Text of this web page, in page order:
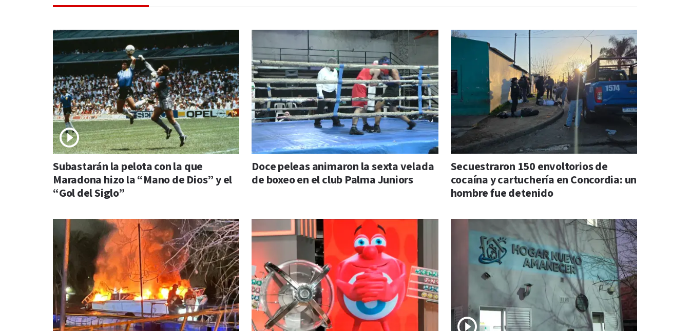
Subastarán la pelota con la que
Maradona hizo la “Mano de Dios” y el
“Gol del Siglo”
Doce peleas animaron la sexta velada
de boxeo en el club Palma Juniors
Secuestraron 150 envoltorios de
cocaína y cartuchería en Concordia: un
hombre fue detenido